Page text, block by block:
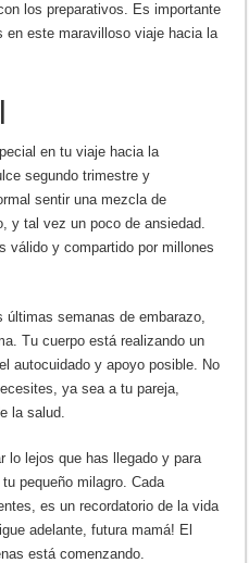
los preparativos. Es importante
en este maravilloso viaje hacia la
en tu viaje hacia la
segundo trimestre y
sentir una mezcla de
y tal vez un poco de ansiedad.
válido y compartido por millones
semanas de embarazo,
Tu cuerpo está realizando un
autocuidado y apoyo posible. No
ya sea a tu pareja,
la salud.
lo lejos que has llegado y para
pequeño milagro. Cada
es un recordatorio de la vida
adelante, futura mamá! El
está comenzando.